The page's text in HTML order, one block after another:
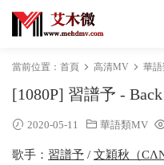
當前位置： 首頁 高清MV 華
[1080P] 習譜予 -
2020-05-11 華語類MV
歌手： 習譜予 / 文穎秋（